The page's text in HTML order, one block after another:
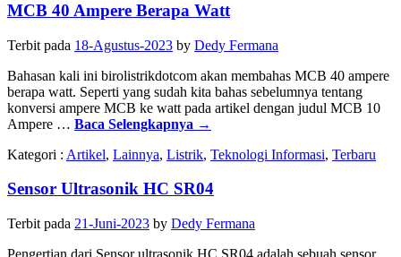
MCB 40 Ampere Berapa Watt
Terbit pada 18-Agustus-2023 by Dedy Fermana
Bahasan kali ini birolistrikdotcom akan membahas MCB 40 ampere
berapa watt. Seperti yang sudah kita bahas sebelumnya tentang
konversi ampere MCB ke watt pada artikel dengan judul MCB 10
Ampere … Baca Selengkapnya →
Kategori : Artikel, Lainnya, Listrik, Teknologi Informasi, Terbaru
Sensor Ultrasonik HC SR04
Terbit pada 21-Juni-2023 by Dedy Fermana